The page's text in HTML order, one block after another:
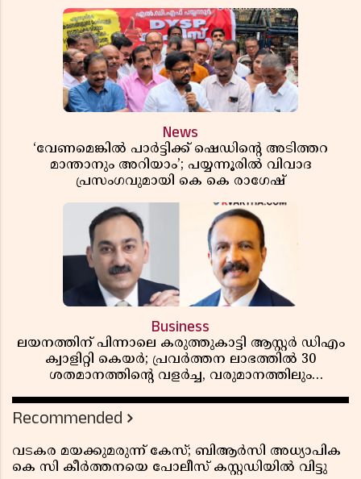
News
‘വേണമെങ്കിൽ പാർട്ടിക്ക് ഷെഡിൻ്റെ അടിത്തറ
മാന്താനും അറിയാം’; പയ്യന്നൂരിൽ വിവാദ
പ്രസംഗവുമായി കെ കെ രാഗേഷ്
Business
ലയനത്തിന് പിന്നാലെ കരുത്തുകാട്ടി ആസ്റ്റർ ഡിഎം
ക്വാളിറ്റി കെയർ; പ്രവർത്തന ലാഭത്തിൽ 30
ശതമാനത്തിൻ്റെ വളർച്ച, വരുമാനത്തിലും
റിപ്പോർട്ട് പുറത്ത്
Recommended
വടകര മയക്കുമരുന്ന് കേസ്; ബിആർസി അധ്യാപിക
കെ സി കീർത്തനയെ പോലീസ് കസ്റ്റഡിയിൽ വിട്ടു